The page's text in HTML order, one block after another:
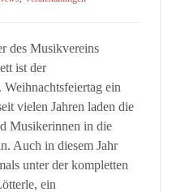
des Musikvereins
ist der
ein
vielen Jahren laden die
Musikerinnen in die
Auch in diesem Jahr
unter der kompletten
ein